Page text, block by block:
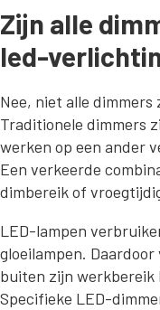
Zijn alle
led-
Nee, niet alle
Traditionele dimmers
werken op een ander
Een verkeerde
dimbereik of
LED-lampen
gloeilampen.
buiten zijn werkbereik
Specifieke LED-